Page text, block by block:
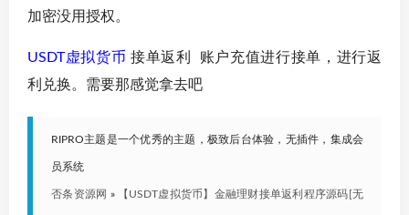
加密没用授权。
USDT虚拟货币 接单返利 账户充值进行接单，进行返
利兑换。需要那感觉拿去吧
RIPRO主题是一个优秀的主题，极致后台体验，无插件，集成会
员系统
否条资源网 » 【USDT虚拟货币】金融理财接单返利程序源码[无